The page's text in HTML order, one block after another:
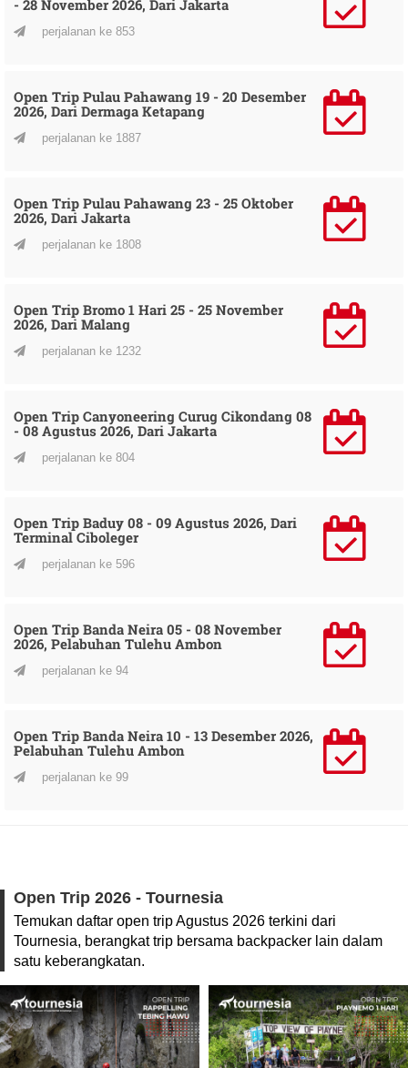
- 28 November 2026, Dari Jakarta
perjalanan ke 853
Open Trip Pulau Pahawang 19 - 20 Desember
2026, Dari Dermaga Ketapang
perjalanan ke 1887
Open Trip Pulau Pahawang 23 - 25 Oktober
2026, Dari Jakarta
perjalanan ke 1808
Open Trip Bromo 1 Hari 25 - 25 November
2026, Dari Malang
perjalanan ke 1232
Open Trip Canyoneering Curug Cikondang 08
- 08 Agustus 2026, Dari Jakarta
perjalanan ke 804
Open Trip Baduy 08 - 09 Agustus 2026, Dari
Terminal Ciboleger
perjalanan ke 596
Open Trip Banda Neira 05 - 08 November
2026, Pelabuhan Tulehu Ambon
perjalanan ke 94
Open Trip Banda Neira 10 - 13 Desember 2026,
Pelabuhan Tulehu Ambon
perjalanan ke 99
Open Trip 2026 - Tournesia
Temukan daftar open trip Agustus 2026 terkini dari
Tournesia, berangkat trip bersama backpacker lain dalam
satu keberangkatan.